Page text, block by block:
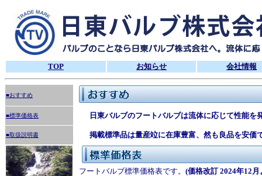
TOP お知らせ 会社情報
■おすすめ
■標準価格表 日東バルブのフートバルブは流体に応じて性能を
■取扱説明書 掲載標準品は量産竝に在庫豊富、然も良品を安価
フートバルブ標準価格表です。 (価格改訂 2024年12月